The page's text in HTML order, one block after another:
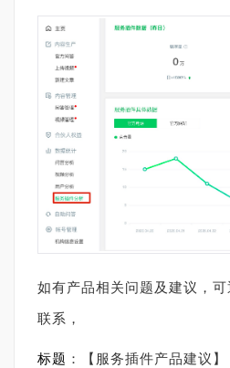
如有产品相关问题及建议，
联系，
标题 ：【服务插件产品建议